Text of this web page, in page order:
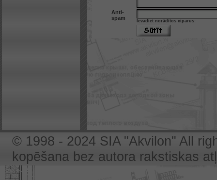
Anti-
spam
Ievadiet norādītos ciparus:
© 1998 - 2024 SIA "Akvilon" All
kopēšana bez autora rakstiskas